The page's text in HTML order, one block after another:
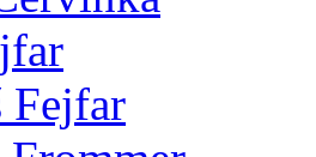
Fejfar